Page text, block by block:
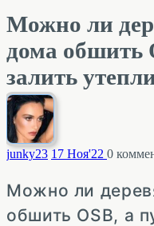
Можно ли
дома обшить
залить
junky23 17 Ноя'22 0
Можно ли
обшить OSB, а